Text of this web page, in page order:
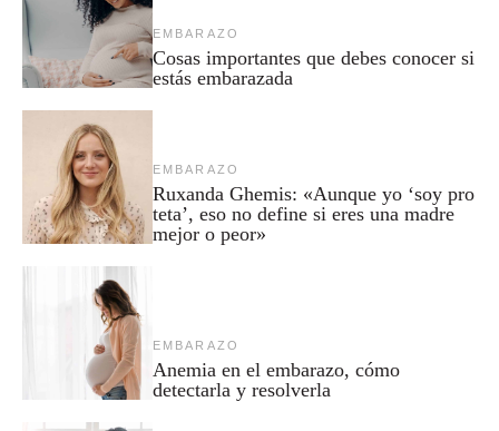
EMBARAZO
Cosas importantes que debes conocer si
estás embarazada
EMBARAZO
Ruxanda Ghemis: «Aunque yo ‘soy pro
teta’, eso no define si eres una madre
mejor o peor»
EMBARAZO
Anemia en el embarazo, cómo
detectarla y resolverla